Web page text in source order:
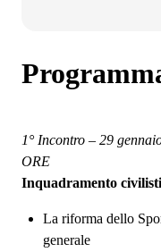
1° Incontro – 29
ORE
Inquadramento
La riforma dello
generale